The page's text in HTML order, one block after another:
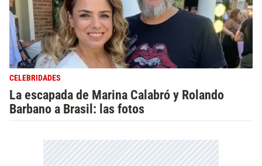
CELEBRIDADES
La escapada de Marina Calabró y Rolando
Barbano a Brasil: las fotos